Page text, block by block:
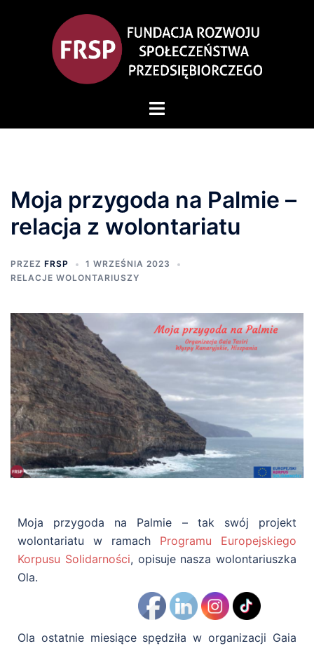
Moja przygoda na Palmie –
relacja z wolontariatu
PRZEZ FRSP
1 WRZEŚNIA 2023
RELACJE WOLONTARIUSZY
Moja przygoda na Palmie – tak swój projekt
wolontariatu w ramach Programu Europejskiego
Korpusu Solidarności, opisuje nasza wolontariuszka
Ola.
Ola ostatnie miesiące spędziła w organizacji Gaia